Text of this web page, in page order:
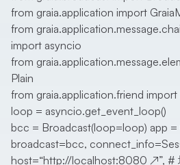
from graia.application import
from
import asyncio
from
Plain
from graia.application.friend import
loop = asyncio.get_event_loop()
bcc = Broadcast(loop=loop) app =
broadcast=bcc,
host=“http://localhost:8080 ↗”, #